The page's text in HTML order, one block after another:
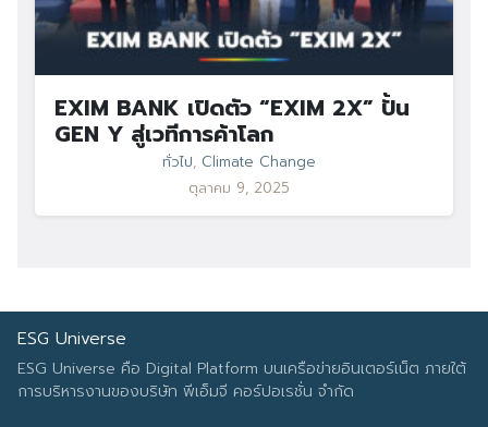
EXIM BANK เปิดตัว “EXIM 2X” ปั้น
GEN Y สู่เวทีการค้าโลก
ทั่วไป, Climate Change
ตุลาคม 9, 2025
ESG Universe
ESG Universe คือ Digital Platform บนเครือข่ายอินเตอร์เน็ต ภายใต้
การบริหารงานของบริษัท พีเอ็มจี คอร์ปอเรชั่น จำกัด